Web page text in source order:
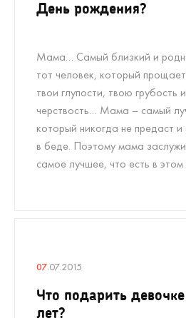
День рождения?
Мама… Самый близкий и
тот человек, который
твои глупости, твою грубость и
черствость… Мама – самый
который никогда не предаст и
в беде. Поэтому мама
самое лучшее, что есть в этом
07.07.2015
Что подарить
лет?